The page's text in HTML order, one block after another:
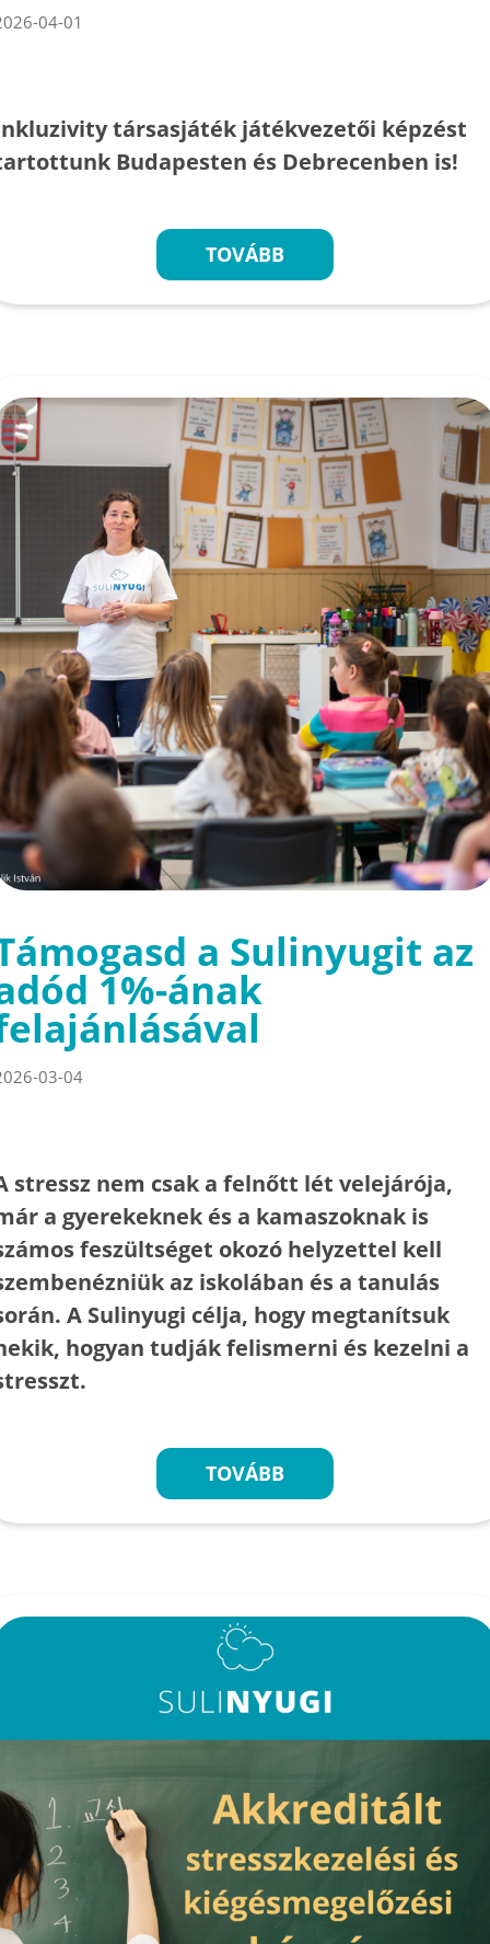
04-01
társasjáték játékvezetői képzést
Budapesten és Debrecenben is!
TOVÁBB
a Sulinyugit az
1%-ának
03-04
stressz nem csak a felnőtt lét velejárója,
a gyerekeknek és a kamaszoknak is
feszültséget okozó helyzettel kell
az iskolában és a tanulás
A Sulinyugi célja, hogy megtanítsuk
hogyan tudják felismerni és kezelni a
TOVÁBB